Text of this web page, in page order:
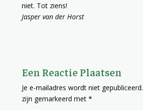
niet. Tot ziens!
Jasper van der Horst
Een Reactie Plaatsen
Je e-mailadres wordt niet gepubliceerd.
zijn gemarkeerd met *